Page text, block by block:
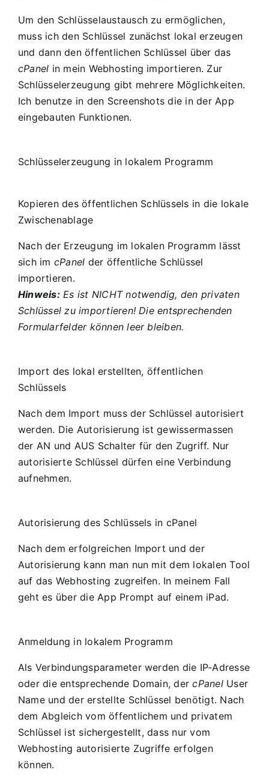
Um den Schlüsselaustausch zu ermöglichen,
muss ich den Schlüssel zunächst lokal erzeugen
und dann den öffentlichen Schlüssel über das
cPanel in mein Webhosting importieren. Zur
Schlüsselerzeugung gibt mehrere Möglichkeiten.
Ich benutze in den Screenshots die in der App
eingebauten Funktionen.
Schlüsselerzeugung in lokalem Programm
Kopieren des öffentlichen Schlüssels in die lokale
Zwischenablage
Nach der Erzeugung im lokalen Programm lässt
sich im cPanel der öffentliche Schlüssel
importieren.
Hinweis:Es ist NICHT notwendig, den privaten
Schlüssel zu importieren! Die entsprechenden
Formularfelder können leer bleiben.
Import des lokal erstellten, öffentlichen
Schlüssels
Nach dem Import muss der Schlüssel autorisiert
werden. Die Autorisierung ist gewissermassen
der AN und AUS Schalter für den Zugriff. Nur
autorisierte Schlüssel dürfen eine Verbindung
aufnehmen.
Autorisierung des Schlüssels in cPanel
Nach dem erfolgreichen Import und der
Autorisierung kann man nun mit dem lokalen Tool
auf das Webhosting zugreifen. In meinem Fall
geht es über die App Prompt auf einem iPad.
Anmeldung in lokalem Programm
Als Verbindungsparameter werden die IP-Adresse
oder die entsprechende Domain, dercPanelUser
Name und der erstellte Schlüssel benötigt. Nach
dem Abgleich vom öffentlichem und privatem
Schlüssel ist sichergestellt, dass nur vom
Webhosting autorisierte Zugriffe erfolgen
können.